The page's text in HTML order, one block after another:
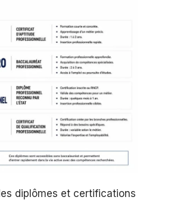
diplômes et certifications